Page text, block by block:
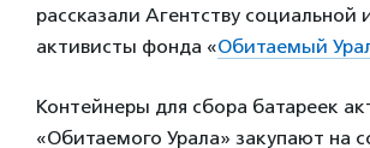
рассказали Агентству
активисты фонда «Обитаемый
Контейнеры для сбора батареек
«Обитаемого Урала» закупают на